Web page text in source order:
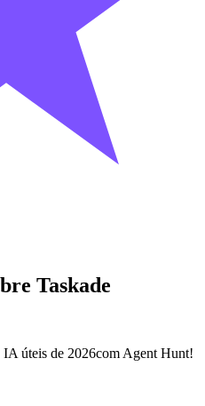
Taskade
IA úteis de 2026com Agent Hunt!